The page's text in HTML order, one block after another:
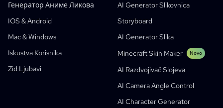
Генератор Аниме Ликова
IOS & Android
Mac & Windows
Iskustva Korisnika
Zid Ljubavi
AI Generator Slikovnica
Storyboard
AI Generator Slika
Minecraft Skin Maker
Novo
AI Razdvojivač Slojeva
AI Camera Angle Control
AI Character Generator
AI Generator Za Manhwa Stripove
Generativni Tokovi Rada
Webtooni